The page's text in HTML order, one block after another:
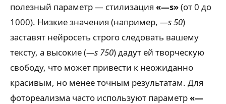
полезный параметр — стилизация «—s»(от 0 до
1000). Низкие значения (например, —s 50)
заставят нейросеть строго следовать вашему
тексту, а высокие (—s 750) дадут ей творческую
свободу, что может привести к неожиданно
красивым, но менее точным результатам. Для
фотореализма часто используют параметр«—